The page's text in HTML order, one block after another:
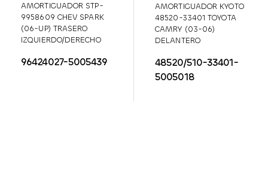
AMORTIGUADOR STP-
9958609 CHEV SPARK
(06-UP) TRASERO
IZQUIERDO/DERECHO
96424027-5005439
AMORTIGUADOR KYOTO
48520-33401 TOYOTA
CAMRY (03-06)
DELANTERO
48520/510-33401-
5005018